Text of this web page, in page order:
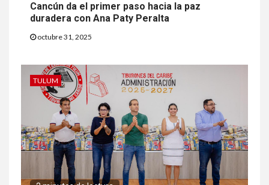
Cancún da el primer paso hacia la paz
duradera con Ana Paty Peralta
octubre 31, 2025
TULUM